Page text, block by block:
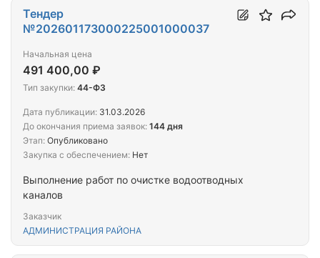
Выполнение работ по очистке водоотводных
каналов
Заказчик
АДМИНИСТРАЦИЯ РАЙОНА
Тендер
№202601173000225001000037
Начальная цена
491 400,00 ₽
Тип закупки: 44-ФЗ
Дата публикации: 31.03.2026
До окончания приема заявок: 144 дня
Этап: Опубликовано
Закупка с обеспечением: Нет